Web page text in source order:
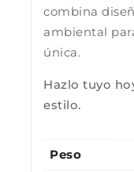
combina
ambiental
única.
Hazlo tuyo
estilo.
Peso